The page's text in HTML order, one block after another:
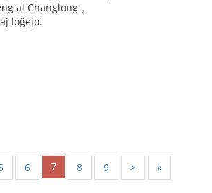
al Changlong，
loĝejo.
6 7 8 9 > »